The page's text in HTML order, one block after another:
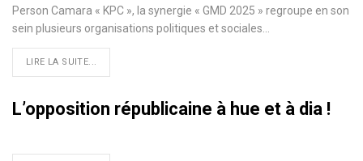
Person Camara « KPC », la synergie « GMD 2025 » regroupe en son
sein plusieurs organisations politiques et sociales…
LIRE LA SUITE...
L’opposition républicaine à hue et à dia !